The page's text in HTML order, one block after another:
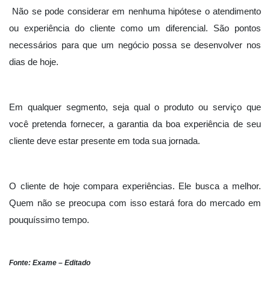
Não se pode considerar em nenhuma hipótese o atendimento
ou experiência do cliente como um diferencial. São pontos
necessários para que um negócio possa se desenvolver nos
dias de hoje.
Em qualquer segmento, seja qual o produto ou serviço que
você pretenda fornecer, a garantia da boa experiência de seu
cliente deve estar presente em toda sua jornada.
O cliente de hoje compara experiências. Ele busca a melhor.
Quem não se preocupa com isso estará fora do mercado em
pouquíssimo tempo.
Fonte: Exame – Editado